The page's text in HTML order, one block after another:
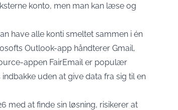
konto, men man kan læse og
have alle konti smeltet sammen i én
Outlook-app håndterer Gmail,
appen FairEmail er populær
uden at give data fra sig til en
med at finde sin løsning, risikerer at